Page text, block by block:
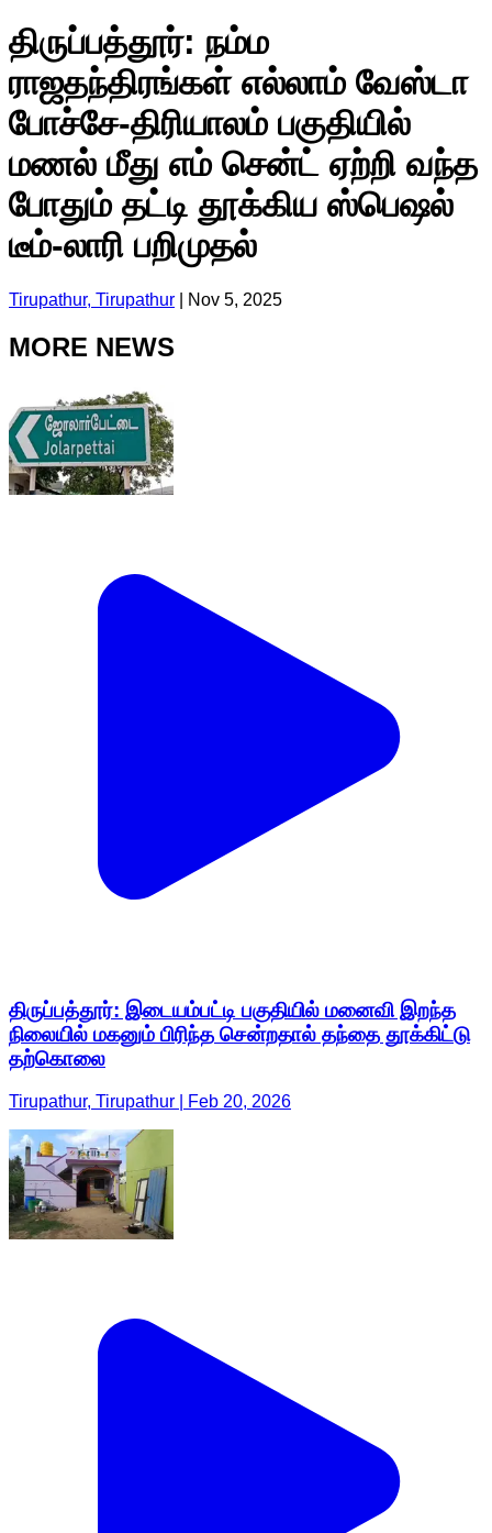
திருப்பத்தூர்: நம்ம
ராஜதந்திரங்கள் எல்லாம் வேஸ்டா
போச்சே-திரியாலம் பகுதியில்
மணல் மீது எம் சென்ட் ஏற்றி வந்த
போதும் தட்டி தூக்கிய‌ ஸ்பெஷல்
டீம்-லாரி பறிமுதல்
Tirupathur, Tirupathur Nov 5, 2025
MORE NEWS
திருப்பத்தூர்: இடையம்பட்டி பகுதியில் மனைவி இறந்த
நிலையில் மகனும் பிரிந்த சென்றதால் தந்தை தூக்கிட்டு
தற்கொலை
Tirupathur, Tirupathur | Feb 20, 2026